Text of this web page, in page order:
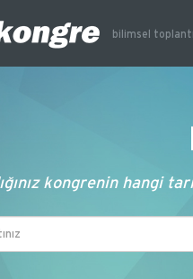
bilimsel
kongrenin hangi